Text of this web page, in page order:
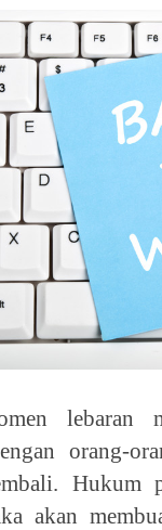
lebaran
orang-
Hukum
akan